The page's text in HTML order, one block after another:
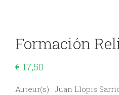
Formación
€ 17,50
Auteur(s) : Juan Llopis